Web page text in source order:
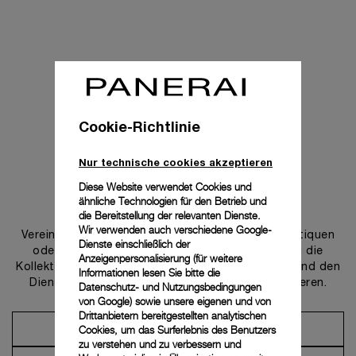
Uns kontaktieren
Vereinbaren Sie einen Termin in einer unserer Boutiquen
oder wenden Sie sich an unseren Concierge, um die
Kollektionen zu entdecken und von der Beratung und den
Dienstleistungen unserer Botschafter zu profitieren.
Einen Termin vereinbaren
Cookie-Richtlinie
Nur technische cookies akzeptieren
Diese Website verwendet Cookies und
ähnliche Technologien für den Betrieb und
die Bereitstellung der relevanten Dienste.
Wir verwenden auch verschiedene Google-
Dienste einschließlich der
Anzeigenpersonalisierung (für weitere
Informationen lesen Sie bitte die
Datenschutz- und Nutzungsbedingungen
von Google) sowie unsere eigenen und von
Drittanbietern bereitgestellten analytischen
Cookies, um das Surferlebnis des Benutzers
zu verstehen und zu verbessern und